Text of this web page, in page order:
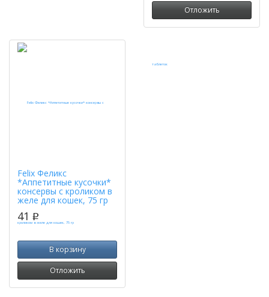
Отложить
Felix Феликс
*Аппетитные кусочки*
консервы с кроликом в
желе для кошек, 75 гр
41 p
В корзину
Отложить